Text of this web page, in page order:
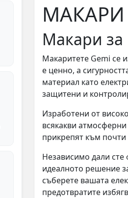
МАКАРИ
Макари за
Макаритете Gemi се
е ценно, а
материал като
защитени и
Изработени от
всякакви
прикрепят към почти
Независимо дали
идеалното решение
съберете вашата
предотвратите